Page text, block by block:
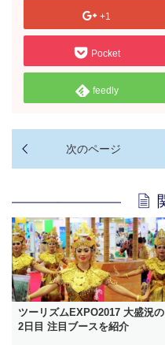
+1
Pocket
feedly
ツーリズムEXPO2017 大盛況の
2日目 注目ブースを紹介